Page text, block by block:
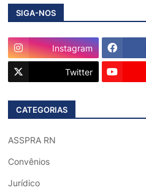
SIGA-NOS
Instagram
Twitter
CATEGORIAS
ASSPRA RN
Convênios
Jurídico